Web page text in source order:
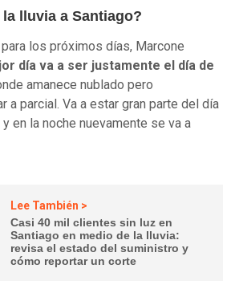
lluvia a Santiago?
los próximos días, Marcone
día va a ser justamente el día de
amanece nublado pero
a parcial. Va a estar gran parte del día
en la noche nuevamente se va a
Lee También >
Casi 40 mil clientes sin luz en
Santiago en medio de la lluvia:
revisa el estado del suministro y
cómo reportar un corte